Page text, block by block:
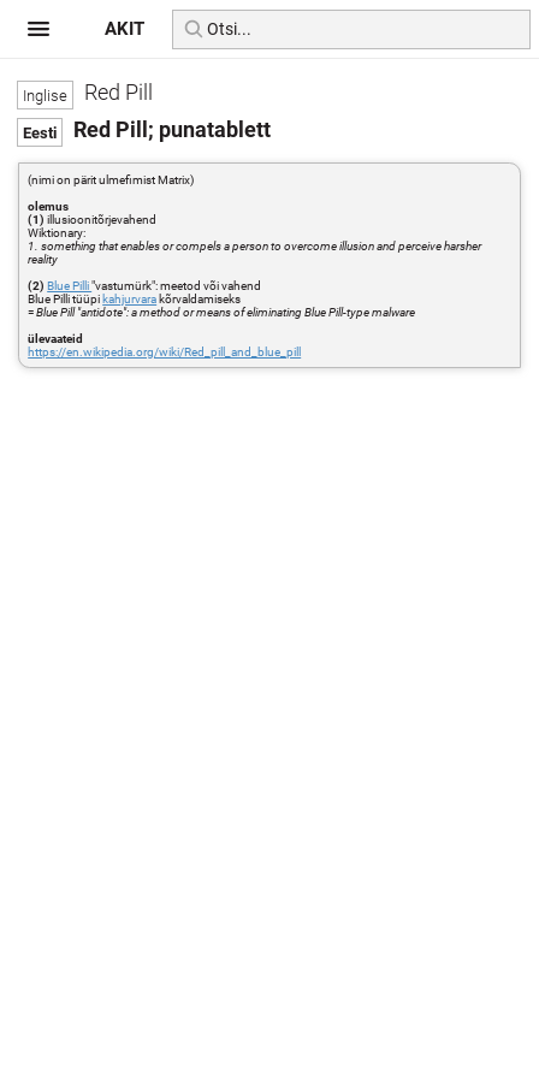
Red Pill
Red Pill; punatablett
(nimi on pärit ulmefimist Matrix)
olemus
(1) illusioonitõrjevahend
Wiktionary:
1. something that enables or compels a person to overcome illusion and perceive harsher
reality
(2) Blue Pilli"vastumürk": meetod või vahend
Blue Pilli tüüpi kahjurvara kõrvaldamiseks
=Blue Pill "antidote": a method or means of eliminating Blue Pill-type malware
ülevaateid
https://en.wikipedia.org/wiki/Red_pill_and_blue_pill
AKIT